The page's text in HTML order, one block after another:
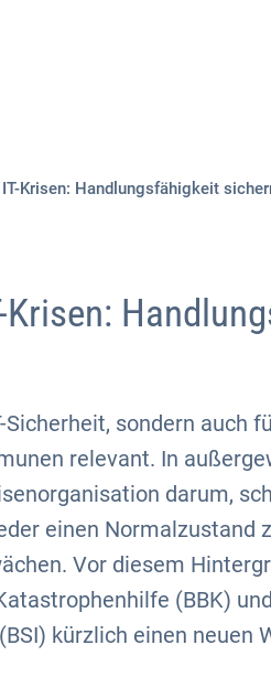
Krisen: Handlungsfähigkeit
Krisen:
sondern auch
relevant. In
darum,
einen Normalzustand
Vor diesem
(BBK)
kürzlich einen neuen